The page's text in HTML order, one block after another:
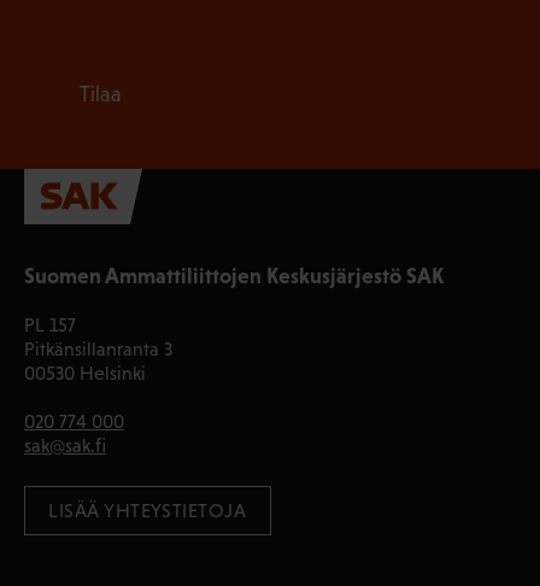
Suomen Ammattiliittojen Keskusjärjestö SAK
PL 157
Pitkänsillanranta 3
00530 Helsinki
020 774 000
sak@sak.fi
LISÄÄ YHTEYSTIETOJA
Tilaa